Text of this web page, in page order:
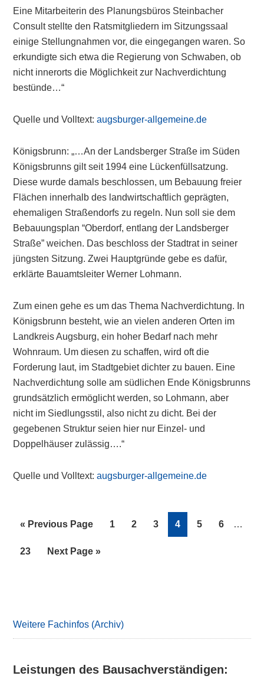
Eine Mitarbeiterin des Planungsbüros Steinbacher
Consult stellte den Ratsmitgliedern im Sitzungssaal
einige Stellungnahmen vor, die eingegangen waren. So
erkundigte sich etwa die Regierung von Schwaben, ob
nicht innerorts die Möglichkeit zur Nachverdichtung
bestünde…“
Quelle und Volltext:augsburger-allgemeine.de
Königsbrunn: „…An der Landsberger Straße im Süden
Königsbrunns gilt seit 1994 eine Lückenfüllsatzung.
Diese wurde damals beschlossen, um Bebauung freier
Flächen innerhalb des landwirtschaftlich geprägten,
ehemaligen Straßendorfs zu regeln. Nun soll sie dem
Bebauungsplan “Oberdorf, entlang der Landsberger
Straße” weichen. Das beschloss der Stadtrat in seiner
jüngsten Sitzung. Zwei Hauptgründe gebe es dafür,
erklärte Bauamtsleiter Werner Lohmann.
Zum einen gehe es um das Thema Nachverdichtung. In
Königsbrunn besteht, wie an vielen anderen Orten im
Landkreis Augsburg, ein hoher Bedarf nach mehr
Wohnraum. Um diesen zu schaffen, wird oft die
Forderung laut, im Stadtgebiet dichter zu bauen. Eine
Nachverdichtung solle am südlichen Ende Königsbrunns
grundsätzlich ermöglicht werden, so Lohmann, aber
nicht im Siedlungsstil, also nicht zu dicht. Bei der
gegebenen Struktur seien hier nur Einzel- und
Doppelhäuser zulässig….“
Quelle und Volltext:augsburger-allgemeine.de
« Go
Previous Page Page
1 Page
2 Page
3 Page
4 Page
5 Page
6 …
Page
23
Go
Next Page »
Weitere Fachinfos (Archiv)
Leistungen des Bausachverständigen: